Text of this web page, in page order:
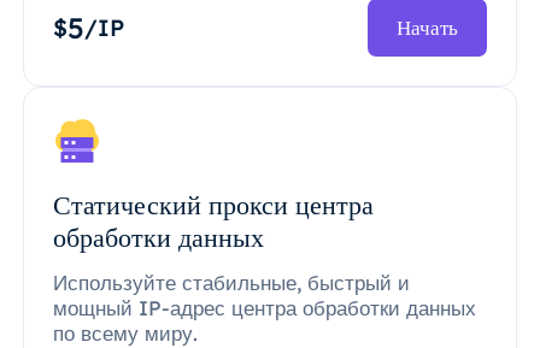
$5/IP Начать
Статический прокси центра
обработки данных
Используйте стабильные, быстрый и
мощный IP-адрес центра обработки данных
по всему миру.